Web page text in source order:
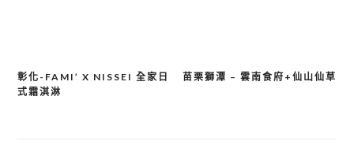
文
彰化-FAMI’ X NISSEI 全家日
式霜淇淋
苗栗獅潭 – 雲南食府+仙山仙草